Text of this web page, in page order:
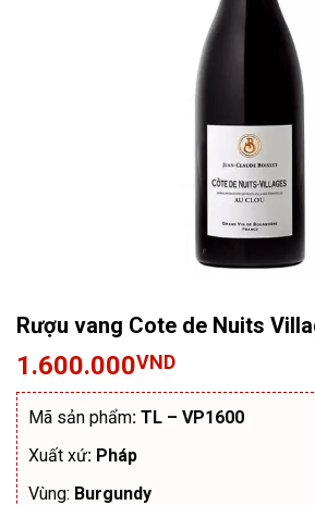
Rượu vang Cote de Nuits
1.600.000VND
Mã sản phẩm: TL – VP1600
Xuất xứ: Pháp
Vùng: Burgundy